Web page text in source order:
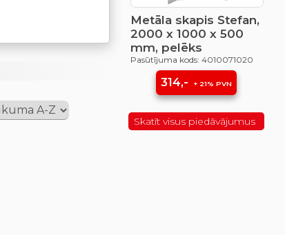
Metāla skapis Stefan,
2000 x 1000 x 500
mm, pelēks
Pasūtījuma kods: 4010071020
314,- + 21% PVN
Skatīt visus piedāvājumus